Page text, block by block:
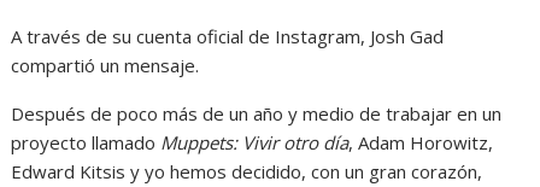
A través de su cuenta oficial de Instagram, Josh Gad
compartió un mensaje.
Después de poco más de un año y medio de trabajar en un
proyecto llamado Muppets: Vivir otro día, Adam Horowitz,
Edward Kitsis y yo hemos decidido, con un gran corazón,